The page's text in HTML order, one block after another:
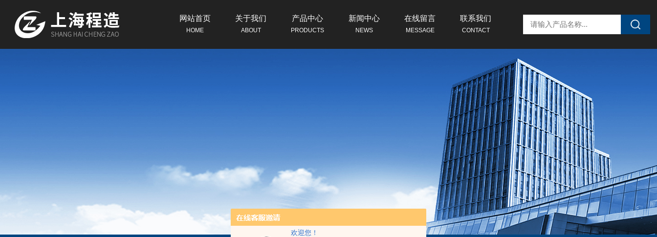
欢迎您！
网站首页
HOME
关于我们
ABOUT
产品中心
PRODUCTS
新闻中心
NEWS
在线留言
MESSAGE
联系我们
CONTACT